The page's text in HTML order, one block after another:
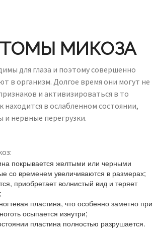
МИКОЗА
для глаза и поэтому совершенно
в организм. Долгое время они могут не
и активизироваться в то
находится в ослабленном состоянии,
и нервные перегрузки.
покрывается желтыми или черными
со временем увеличиваются в размерах;
приобретает волнистый вид и теряет
пластина, что особенно заметно при
осыпается изнутри;
пластина полностью разрушается.